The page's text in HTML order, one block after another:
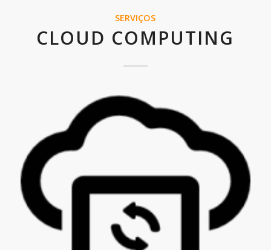
SERVIÇOS
CLOUD COMPUTING